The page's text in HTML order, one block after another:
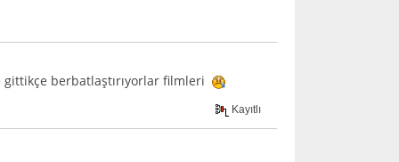
berbatlaştırıyorlar filmleri
Kayıtlı